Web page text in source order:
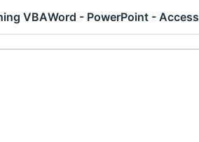
VBAWord - PowerPoint - Access